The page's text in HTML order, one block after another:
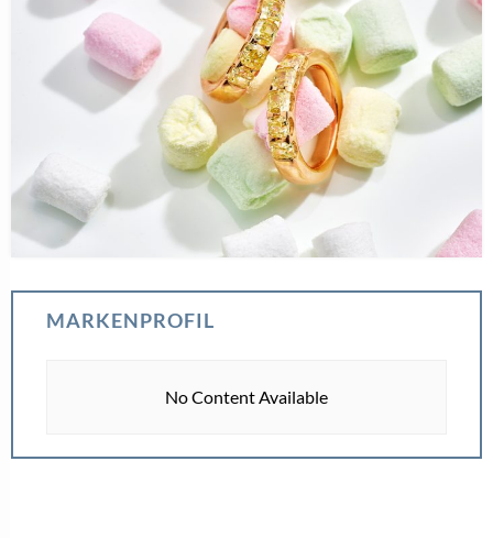
MARKENPROFIL
No Content Available